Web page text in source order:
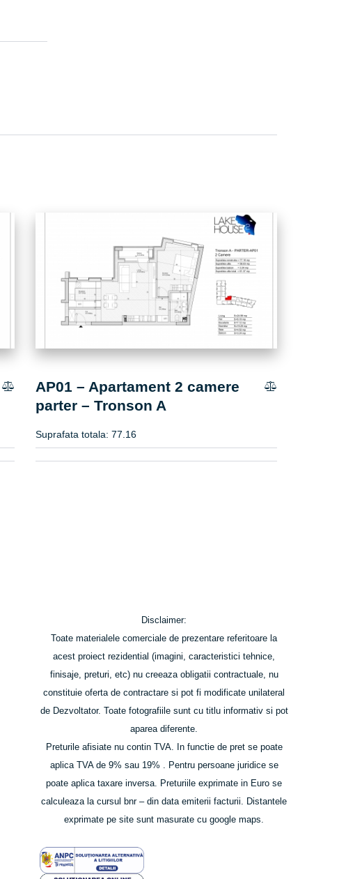
TRONSON A
AP01 – Apartament 2 camere
parter – Tronson A
Suprafata totala: 77.16
Disclaimer:
Toate materialele comerciale de prezentare referitoare la
acest proiect rezidential (imagini, caracteristici tehnice,
finisaje, preturi, etc) nu creeaza obligatii contractuale, nu
constituie oferta de contractare si pot fi modificate unilateral
de Dezvoltator. Toate fotografiile sunt cu titlu informativ si pot
aparea diferente.
Preturile afisiate nu contin TVA. In functie de pret se poate
aplica TVA de 9% sau 19% . Pentru persoane juridice se
poate aplica taxare inversa. Preturiile exprimate in Euro se
calculeaza la cursul bnr – din data emiterii facturii. Distantele
exprimate pe site sunt masurate cu google maps.